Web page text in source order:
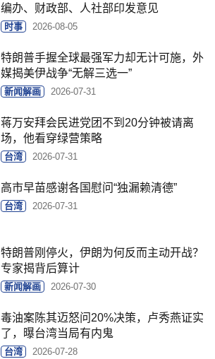
编办、财政部、人社部印发意见
时事 2026-08-05
特朗普手握全球最强军力却无计可施，外
媒揭美伊战争“无解三选一”
新闻解画 2026-07-31
蒋万安拜会民进党团不到20分钟被请离
场，他看穿绿营策略
台湾 2026-07-31
高市早苗感谢各国慰问“独漏赖清德”
台湾 2026-07-31
特朗普刚停火，伊朗为何反而主动开战？
专家揭背后算计
新闻解画 2026-07-30
毒油案陈其迈怒问20%决策，卢秀燕证实
了，曝台湾当局有内鬼
台湾 2026-07-28